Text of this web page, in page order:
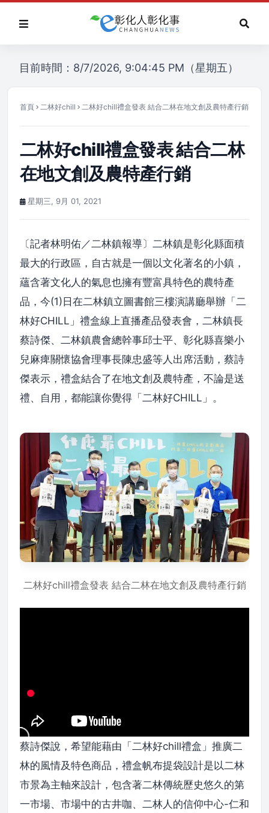
目前時間：8/7/2026, 9:04:45 PM（星期五）
首頁 二林好chill 二林好chill禮盒發表 結合二林在地文創及農特產行銷
二林好chill禮盒發表 結合二林
在地文創及農特產行銷
星期三, 9月 01, 2021
〔記者林明佑／二林鎮報導〕二林鎮是彰化縣面積
最大的行政區，自古就是一個以文化著名的小鎮，
蘊含著文化人的氣息也擁有豐富具特色的農特產
品，今(1)日在二林鎮立圖書館三樓演講廳舉辦「二
林好CHILL」禮盒線上直播產品發表會，二林鎮長
蔡詩傑、二林鎮農會總幹事邱士平、彰化縣喜樂小
兒麻痺關懷協會理事長陳忠盛等人出席活動，蔡詩
傑表示，禮盒結合了在地文創及農特產，不論是送
禮、自用，都能讓你覺得「二林好CHILL」。
二林好chill禮盒發表 結合二林在地文創及農特產行銷
蔡詩傑說，希望能藉由「二林好chill禮盒」推廣二
林的風情及特色商品，禮盒帆布提袋設計是以二林
市景為主軸來設計，包含著二林傳統歷史悠久的第
一市場、市場中的古井咖、二林人的信仰中心-仁和